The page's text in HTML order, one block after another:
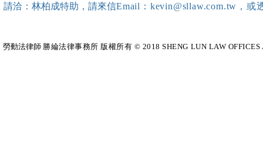
請洽：林柏成特助 ，請來信Email：kevin@sllaw.com.tw，
勞動法律師​ 勝綸法律事務所 版權所有 © 2018 SHENG LUN LAW